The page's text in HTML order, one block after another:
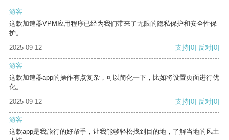
游客
这款加速器VPM应用程序已经为我们带来了无限的隐私保护和安全性保
护。
2025-09-12
支持[0] 反对[0]
游客
这款加速器app的操作有点复杂，可以简化一下，比如将设置页面进行优
化。
2025-09-12
支持[0] 反对[0]
游客
这款app是我旅行的好帮手，让我能够轻松找到目的地，了解当地的风土